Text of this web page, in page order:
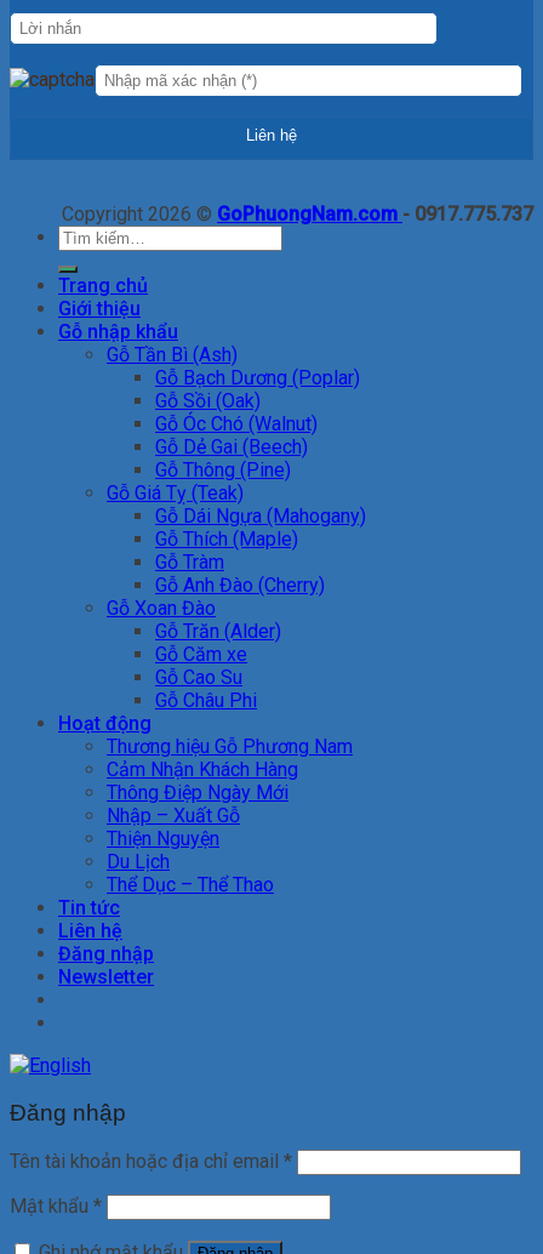
Copyright 2026 © GoPhuongNam.com - 0917.775.737
Tìm
Trang chủ
Giới thiệu
Gỗ nhập khẩu
Gỗ Tần Bì (Ash)
Gỗ Bạch Dương (Poplar)
Gỗ Sồi (Oak)
Gỗ Óc Chó (Walnut)
Gỗ Dẻ Gai (Beech)
Gỗ Thông (Pine)
Gỗ Giá Tỵ (Teak)
Gỗ Dái Ngựa (Mahogany)
Gỗ Thích (Maple)
Gỗ Tràm
Gỗ Anh Đào (Cherry)
Gỗ Xoan Đào
Gỗ Trăn (Alder)
Gỗ Căm xe
Gỗ Cao Su
Gỗ Châu Phi
Hoạt động
Thương hiệu Gỗ Phương Nam
Cảm Nhận Khách Hàng
Thông Điệp Ngày Mới
Nhập – Xuất Gỗ
Thiện Nguyện
Du Lịch
Thể Dục – Thể Thao
Tin tức
Liên hệ
Đăng nhập
Newsletter
Đăng nhập
Tên tài khoản hoặc địa chỉ email *
Mật khẩu *